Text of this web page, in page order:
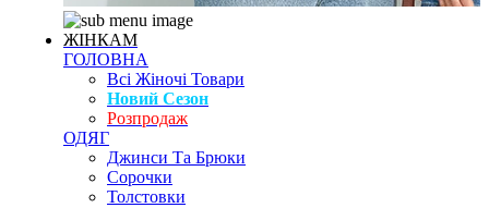
ЖІНКАМ
ГОЛОВНА
Всі Жіночі Товари
Новий Сезон
Розпродаж
ОДЯГ
Джинси Та Брюки
Сорочки
Толстовки